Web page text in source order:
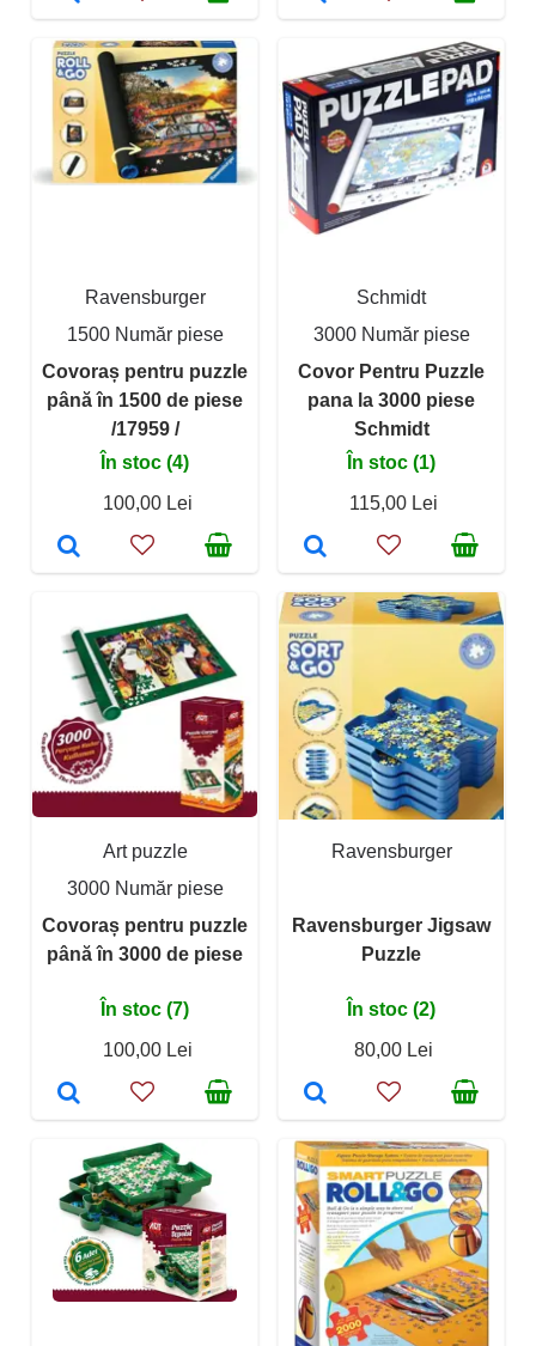
Ravensburger
1500 Număr piese
Covoraș pentru puzzle
până în 1500 de piese
/17959 /
În stoc (4)
100,00 Lei
Schmidt
3000 Număr piese
Covor Pentru Puzzle
pana la 3000 piese
Schmidt
În stoc (1)
115,00 Lei
Art puzzle
3000 Număr piese
Covoraș pentru puzzle
până în 3000 de piese
În stoc (7)
100,00 Lei
Ravensburger
Ravensburger Jigsaw
Puzzle
În stoc (2)
80,00 Lei